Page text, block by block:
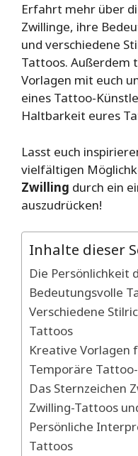
Erfahrt mehr über
Zwillinge, ihre
und verschiedene
Tattoos. Außerdem
Vorlagen mit euch
eines Tattoo-
Haltbarkeit eures
Lasst euch
vielfältigen
Zwilling durch ein
auszudrücken!
Inhalte dieser
Die Persönlichkeit
Bedeutungsvolle
Verschiedene
Tattoos
Kreative Vorlagen
Temporäre
Das Sternzeichen
Zwilling-Tattoos
Persönliche
Tattoos